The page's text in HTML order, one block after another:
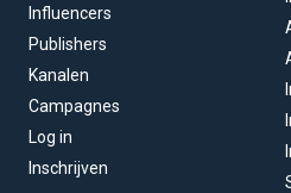
Influencers
Publishers
Kanalen
Campagnes
Log in
Inschrijven